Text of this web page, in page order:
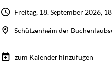
Freitag, 18. September 2026,
Schützenheim der
zum Kalender hinzufügen